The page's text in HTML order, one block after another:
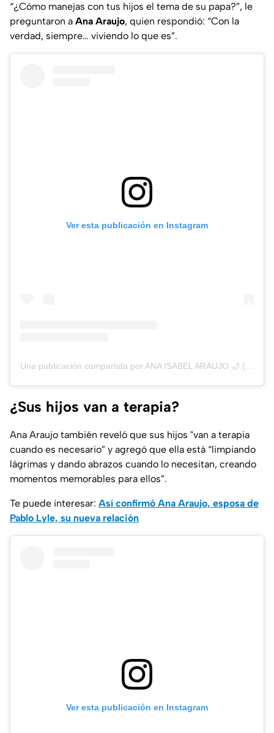
“¿Cómo manejas con tus hijos el tema de su papa?”, le
preguntaron a Ana Araujo, quien respondió: “Con la
verdad, siempre… viviendo lo que es”.
Ver esta publicación en Instagram
¿Sus hijos van a terapia?
Ana Araujo también reveló que sus hijos "van a terapia
cuando es necesario” y agregó que ella está “limpiando
lágrimas y dando abrazos cuando lo necesitan, creando
momentos memorables para ellos”.
Te puede interesar: Así confirmó Ana Araujo, esposa de
Pablo Lyle, su nueva relación
Ver esta publicación en Instagram